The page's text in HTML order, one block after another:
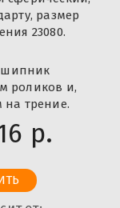
размер
23080.
роликов и,
на трение.
р.